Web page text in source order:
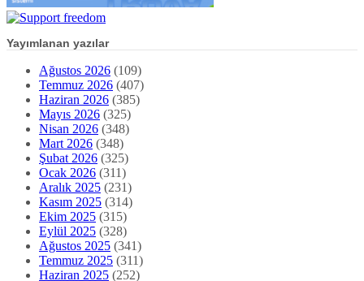
Yayımlanan yazılar
Ağustos 2026 (109)
Temmuz 2026 (407)
Haziran 2026 (385)
Mayıs 2026 (325)
Nisan 2026 (348)
Mart 2026 (348)
Şubat 2026 (325)
Ocak 2026 (311)
Aralık 2025 (231)
Kasım 2025 (314)
Ekim 2025 (315)
Eylül 2025 (328)
Ağustos 2025 (341)
Temmuz 2025 (311)
Haziran 2025 (252)